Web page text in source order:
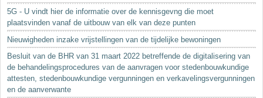
5G - U vindt hier de informatie over de kennisgevng die moet
plaatsvinden vanaf de uitbouw van elk van deze punten
Nieuwigheden inzake vrijstellingen van de tijdelijke bewoningen
Besluit van de BHR van 31 maart 2022 betreffende de digitalisering van
de behandelingsprocedures van de aanvragen voor stedenbouwkundige
attesten, stedenbouwkundige vergunningen en verkavelingsvergunningen
en de aanverwante